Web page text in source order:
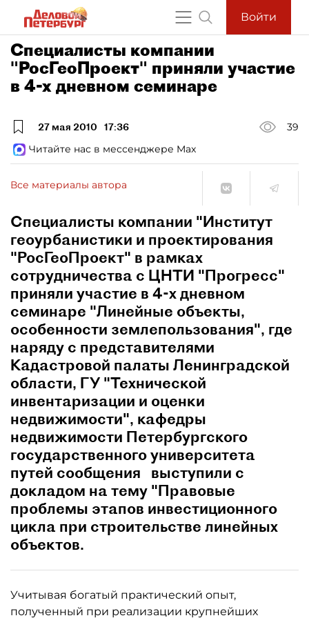
Войти
Специалисты компании
"РосГеоПроект" приняли участие
в 4-х дневном семинаре
27 мая 2010 17:36
39
Читайте нас в мессенджере Max
Все материалы автора
Специалисты компании "Институт
геоурбанистики и проектирования
"РосГеоПроект" в рамках
сотрудничества с ЦНТИ "Прогресс"
приняли участие в 4-х дневном
семинаре "Линейные объекты,
особенности землепользования", где
наряду с представителями
Кадастровой палаты Ленинградской
области, ГУ "Технической
инвентаризации и оценки
недвижимости", кафедры
недвижимости Петербургского
государственного университета
путей сообщения выступили с
докладом на тему "Правовые
проблемы этапов инвестиционного
цикла при строительстве линейных
объектов.
Учитывая богатый практический опыт,
полученный при реализации крупнейших